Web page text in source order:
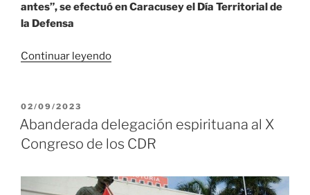
antes”, se efectuó en Caracusey el Día Territorial de
la Defensa
Continuar leyendo«Doctrinas
Fidel
presentes
Territorial
PUBLICADO
EL
02/09/2023
Abanderada delegación espirituana al X
Congreso de los CDR